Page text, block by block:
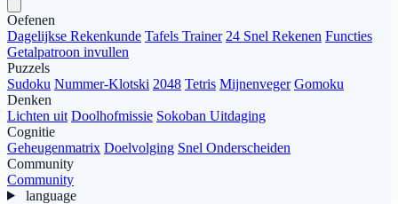
Oefenen
Dagelijkse Rekenkunde Tafels Trainer 24 Snel Rekenen Functies
Getalpatroon invullen
Puzzels
Sudoku Nummer-Klotski 2048 Tetris Mijnenveger Gomoku
Denken
Lichten uit Doolhofmissie Sokoban Uitdaging
Cognitie
Geheugenmatrix Doelvolging Snel Onderscheiden
Community
Community
language